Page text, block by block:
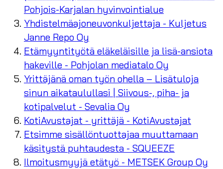
Pohjois-Karjalan hyvinvointialue
Yhdistelmäajoneuvonkuljettaja - Kuljetus
Janne Repo Oy
Etämyyntityötä eläkeläisille ja lisä-ansiota
hakeville - Pohjolan mediatalo Oy
Yrittäjänä oman työn ohella – Lisätuloja
sinun aikataulullasi | Siivous-, piha- ja
kotipalvelut - Sevalia Oy
KotiAvustajat - yrittäjä - KotiAvustajat
Etsimme sisällöntuottajaa muuttamaan
käsitystä puhtaudesta - SQUEEZE
Ilmoitusmyyjä etätyö - METSEK Group Oy